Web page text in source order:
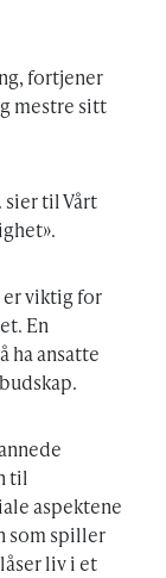
fortjener
mestre sitt
sier til Vårt
er viktig for
En
ha ansatte
til
aspektene
som spiller
liv i et